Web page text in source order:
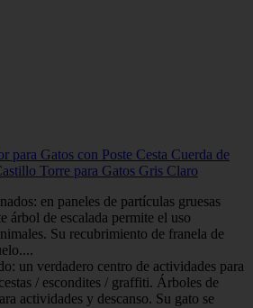
para Gatos con Poste Cesta Cuerda de
Torre para Gatos Gris Claro
en paneles de partículas gruesas
árbol de escalada permite el uso
Su recubrimiento de franela de
un verdadero centro de actividades para
/ escondites / graffiti. Árboles de
actividades y descanso. Su gato se